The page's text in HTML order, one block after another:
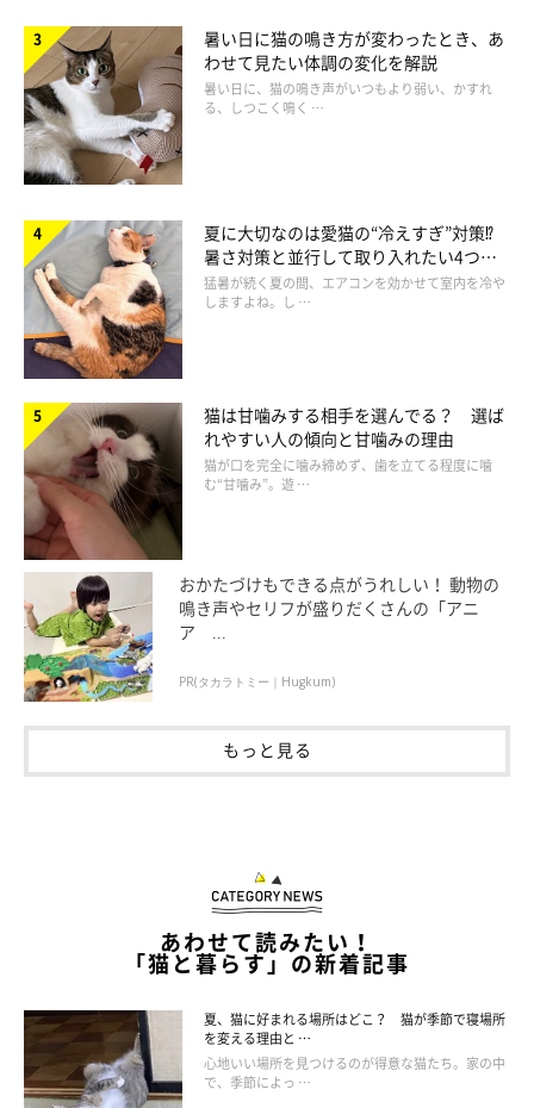
getty
FeLVの治療として、貧血を起こしているときは投薬や、場合に
よっては輸血を行うこともあります。血液のがんを発症したら、
抗がん剤治療や放射線治療、外科手術などを行います。
FeLVを予防するには
暑い日に猫の鳴き方が変わったとき、あ
わせて見たい体調の変化を解説
暑い日に、猫の鳴き声がいつもより弱い、かすれ
る、しつこく鳴く …
夏に大切なのは愛猫の“冷えすぎ”対策⁉
暑さ対策と並行して取り入れたい4つの
工夫
猛暑が続く夏の間、エアコンを効かせて室内を冷や
しますよね。し …
猫は甘噛みする相手を選んでる？ 選ば
れやすい人の傾向と甘噛みの理由
猫が口を完全に噛み締めず、歯を立てる程度に噛
む“甘噛み”。遊 …
おかたづけもできる点がうれしい！ 動物の
鳴き声やセリフが盛りだくさんの「アニ
ア ...
PR(タカラトミー｜Hugkum)
もっと見る
あわせて読みたい！
「猫と暮らす」の新着記事
夏、猫に好まれる場所はどこ？ 猫が季節で寝場所
を変える理由と …
心地いい場所を見つけるのが得意な猫たち。家の中
で、季節によっ …